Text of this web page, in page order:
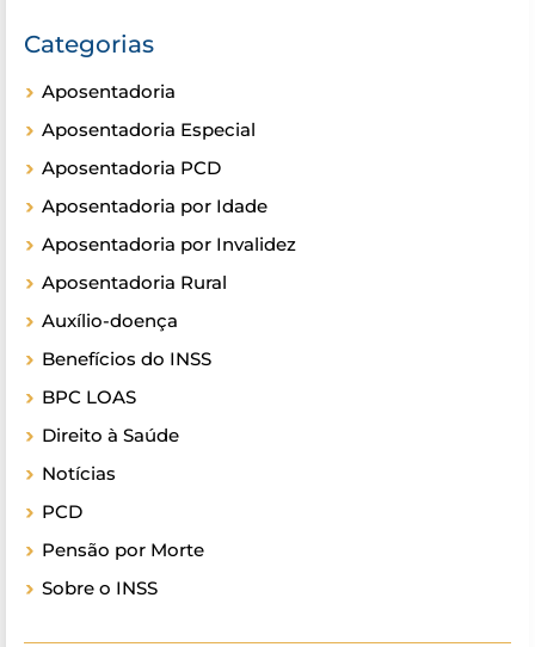
Categorias
Aposentadoria
Aposentadoria Especial
Aposentadoria PCD
Aposentadoria por Idade
Aposentadoria por Invalidez
Aposentadoria Rural
Auxílio-doença
Benefícios do INSS
BPC LOAS
Direito à Saúde
Notícias
PCD
Pensão por Morte
Sobre o INSS